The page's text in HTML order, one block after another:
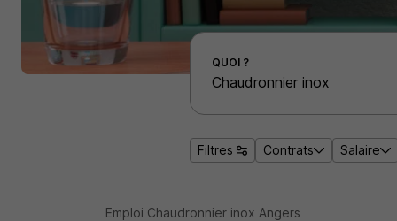
Effectuer une recherche d'emploi par localité
QUOI ?
Filtres Contrats Salaire
Emploi Chaudronnier inox Angers